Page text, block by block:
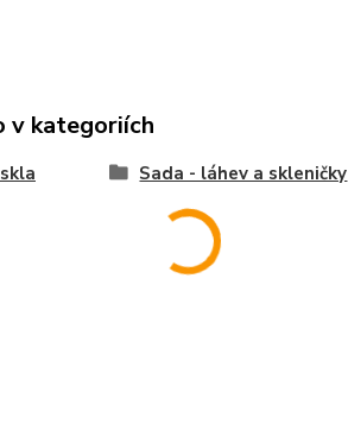
v kategoriích
Sada - láhev a skleničky